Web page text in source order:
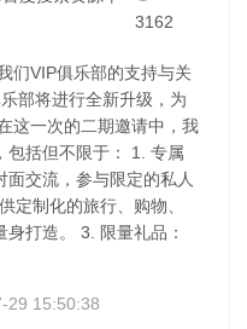
3162
们VIP俱乐部的支持与关
部将进行全新升级，为
这一次的二期邀请中，我
包括但不限于： 1. 专属
交流，参与限定的私人
定制化的旅行、购物、
打造。 3. 限量礼品：
29 15:50:38